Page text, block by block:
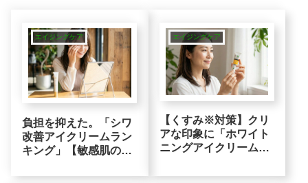
エイジングケア
負担を抑えた。「シワ
改善アイクリームラン
キング」【敏感肌の合
ルで攻めと守りへ
エイジングケア
【くすみ※対策】クリ
アな印象に「ホワイト
ニングアイクリーム」
は乾燥サイン？